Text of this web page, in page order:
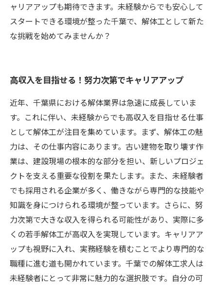
ャリアアップも期待できます。未経験からでも安心して
スタートできる環境が整った千葉で、解体工として新た
な挑戦を始めてみませんか？
高収入を目指せる！努力次第でキャリアアップ
近年、千葉県における解体業界は急速に成長していま
す。これに伴い、未経験からでも高収入を目指せる仕事
として解体工が注目を集めています。まず、解体工の魅
力は、その仕事内容にあります。古い建物を取り壊す作
業は、建設現場の根本的な部分を担い、新しいプロジェ
クトを支える重要な役割を果たします。また、未経験者
でも採用される企業が多く、働きながら専門的な技能や
知識を身につけられる環境が整っています。さらに、努
力次第で大きな収入を得られる可能性があり、実際に多
くの若手解体工が高収入を実現しています。キャリアア
ップも視野に入れ、実務経験を積むことでより専門的な
職種に進む道も開かれています。千葉での解体工求人は
未経験者にとって非常に魅力的な選択肢です。自分の可